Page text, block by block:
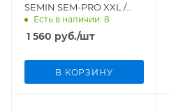
SEMIN SEM-PRO XXL /
СЕМ-ПРО ХХЛ 5 кг
Есть в наличии: 8
1 560 руб./шт
В КОРЗИНУ